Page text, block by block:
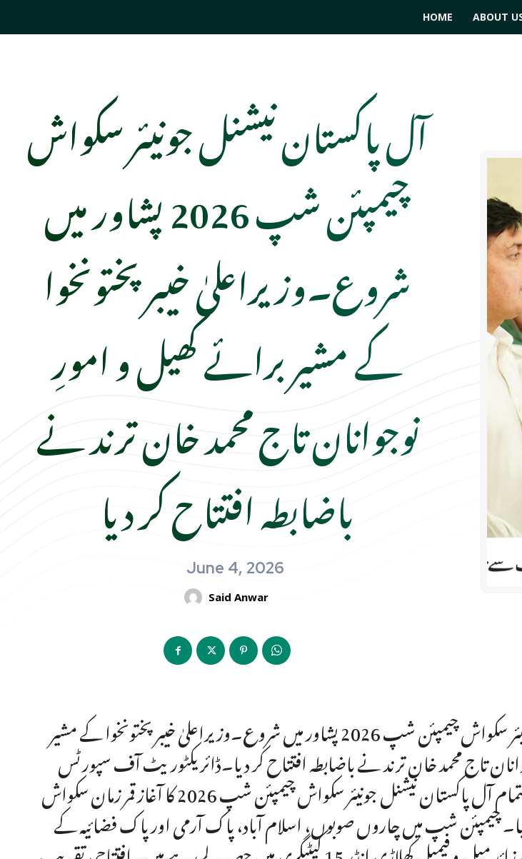
HOME ABOUT
آل پاکستان نیشنل جونیئر سکواش
چیمپئن شپ 2026 پشاور میں
شروع۔وزیراعلیٰ خیبرپختونخوا
کے مشیر برائے کھیل و امورِ
نوجوانان تاج محمد خان ترند نے
باضابطہ افتتاح کر دیا
June 4, 2026
Said Anwar
آل پاکستان نیشنل جونیئر سکواش چیمپئن شپ 2026 پشاور میں شروع۔وزیراعلیٰ خیبرپختونخوا کے مشیر
تاج محمد خان ترند نے باضابطہ افتتاح کر دیا۔ڈائریکٹوریٹ آف سپورٹس
خیبرپختونخوا کے زیرِ اہتمام آل پاکستان نیشنل جونیئر سکواش چیمپئن شپ 2026 کا آغاز قمر زمان سکواش
چیمپئن شپ میں چاروں صوبوں، اسلام آباد، پاک آرمی اور پاک فضائیہ کے